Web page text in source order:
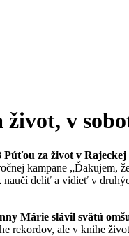
život, v
Púťou za život v Rajeckej
kampane „Ďakujem,
deliť a vidieť v
Márie slávil svätú
rekordov, ale v knihe